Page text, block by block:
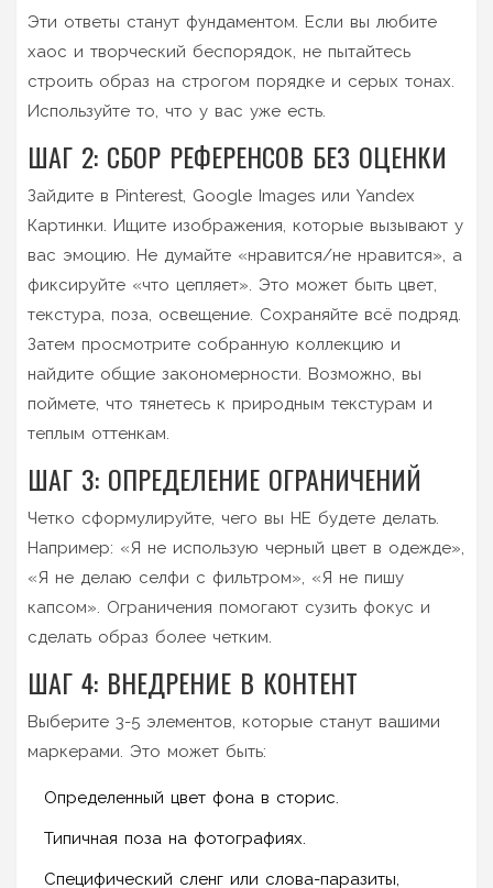
Эти ответы станут фундаментом. Если вы любите
хаос и творческий беспорядок, не пытайтесь
строить образ на строгом порядке и серых тонах.
Используйте то, что у вас уже есть.
ШАГ 2: СБОР РЕФЕРЕНСОВ БЕЗ ОЦЕНКИ
Зайдите в Pinterest, Google Images или Yandex
Картинки. Ищите изображения, которые вызывают у
вас эмоцию. Не думайте «нравится/не нравится», а
фиксируйте «что цепляет». Это может быть цвет,
текстура, поза, освещение. Сохраняйте всё подряд.
Затем просмотрите собранную коллекцию и
найдите общие закономерности. Возможно, вы
поймете, что тянетесь к природным текстурам и
теплым оттенкам.
ШАГ 3: ОПРЕДЕЛЕНИЕ ОГРАНИЧЕНИЙ
Четко сформулируйте, чего вы НЕ будете делать.
Например: «Я не использую черный цвет в одежде»,
«Я не делаю селфи с фильтром», «Я не пишу
капсом». Ограничения помогают сузить фокус и
сделать образ более четким.
ШАГ 4: ВНЕДРЕНИЕ В КОНТЕНТ
Выберите 3-5 элементов, которые станут вашими
маркерами. Это может быть:
Определенный цвет фона в сторис.
Типичная поза на фотографиях.
Специфический сленг или слова-паразиты,